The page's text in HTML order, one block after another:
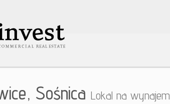
Sośnica Lokal na wynajem